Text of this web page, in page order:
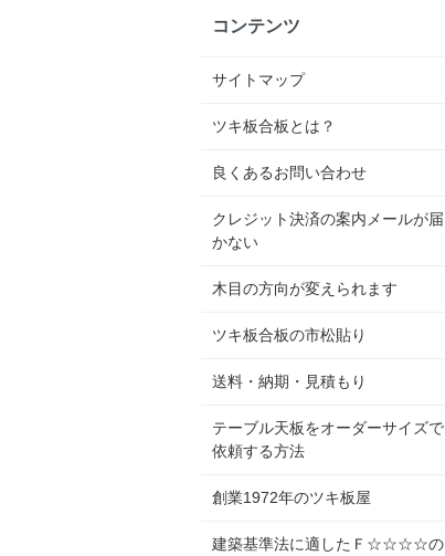
コンテンツ
サイトマップ
ツキ板合板とは？
良くあるお問い合わせ
クレジット決済の案内メールが届
かない
木目の方向が変えられます
ツキ板合板の市松貼り
送料・納期・見積もり
テーブル天板をオーダーサイズで
依頼する方法
創業1972年のツキ板屋
建築基準法に適したＦ☆☆☆☆の